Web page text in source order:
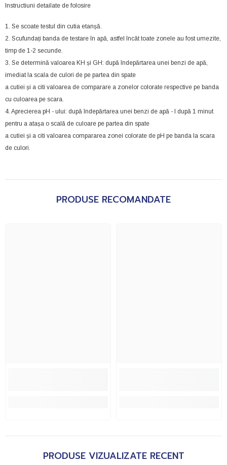
Instructiuni detailate de folosire
1. Se scoate testul din cutia etanșă.
2. Scufundați banda de testare în apă, astfel încât toate zonele au fost umezite,
timp de 1-2 secunde.
3. Se determină valoarea KH și GH: după îndepărtarea unei benzi de apă,
imediat la scala de culori de pe partea din spate
a cutiei și a citi valoarea de comparare a zonelor colorate respective pe banda
cu culoarea pe scara.
4. Aprecierea pH - ului: după îndepărtarea unei benzi de apă - l după 1 minut
pentru a atașa o scală de culoare pe partea din spate
a cutiei și a citi valoarea compararea zonei colorate de pH pe banda la scara
de culori.
PRODUSE RECOMANDATE
PRODUSE VIZUALIZATE RECENT